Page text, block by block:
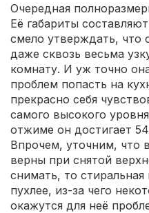
Очередная
Её габариты
смело утверждать, что
даже сквозь весьма
комнату. И уж точно
проблем попасть на
прекрасно себя
самого высокого
отжиме он достигает
Впрочем, уточним, что
верны при снятой
снимать, то
пухлее, из-за чего
окажутся для неё